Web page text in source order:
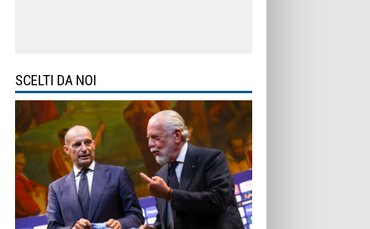
SCELTI DA NOI